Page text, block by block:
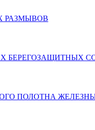
РАЗМЫВОВ
БЕРЕГОЗАЩИТНЫХ
ПОЛОТНА